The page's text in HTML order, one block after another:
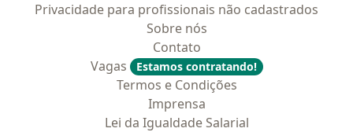
Privacidade para profissionais não cadastrados
Sobre nós
Contato
Vagas
Estamos contratando!
Termos e Condições
Imprensa
Lei da Igualdade Salarial